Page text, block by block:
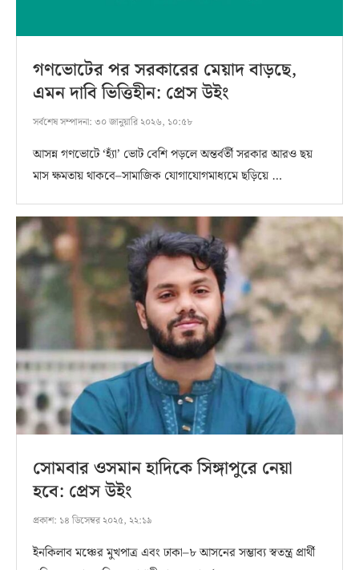
গণভোটের পর সরকারের মেয়াদ বাড়ছে,
এমন দাবি ভিত্তিহীন: প্রেস উইং
সর্বশেষ সম্পাদনা: ৩০ জানুয়ারি ২০২৬, ১০:৫৮
আসন্ন গণভোটে ‘হ্যাঁ’ ভোট বেশি পড়লে অন্তর্বর্তী সরকার আরও ছয়
মাস ক্ষমতায় থাকবে–সামাজিক যোগাযোগমাধ্যমে ছড়িয়ে …
সোমবার ওসমান হাদিকে সিঙ্গাপুরে নেয়া
হবে: প্রেস উইং
প্রকাশ: ১৪ ডিসেম্বর ২০২৫, ২২:১৯
ইনকিলাব মঞ্চের মুখপাত্র এবং ঢাকা–৮ আসনের সম্ভাব্য স্বতন্ত্র প্রার্থী